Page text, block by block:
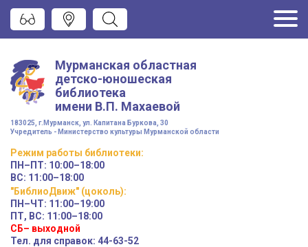
Мурманская областная
детско-юношеская
библиотека
имени В.П. Махаевой
183025, г.Мурманск, ул. Капитана Буркова, 30
Учредитель - Министерство культуры Мурманской области
Режим работы библиотеки:
ПН–ПТ: 10:00–18:00
ВС: 11:00–18:00
"БиблиоДвиж" (цоколь):
ПН–ЧТ: 11:00–19:00
ПТ, ВС: 11:00–18:00
СБ– выходной
Тел. для справок: 44-63-52